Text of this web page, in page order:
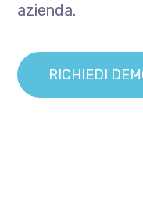
azienda.
RICHIEDI